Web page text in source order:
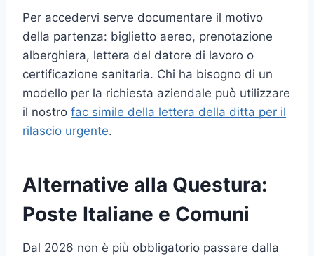
Per accedervi serve documentare il motivo
della partenza: biglietto aereo, prenotazione
alberghiera, lettera del datore di lavoro o
certificazione sanitaria. Chi ha bisogno di un
modello per la richiesta aziendale può utilizzare
il nostro fac simile della lettera della ditta per il
rilascio urgente.
Alternative alla Questura:
Poste Italiane e Comuni
Dal 2026 non è più obbligatorio passare dalla